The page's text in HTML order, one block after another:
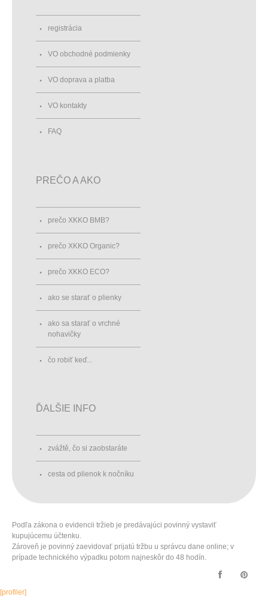
registrácia
VO obchodné podmienky
VO doprava a platba
VO kontakty
FAQ
PREČO A AKO
prečo XKKO BMB?
prečo XKKO Organic?
prečo XKKO ECO?
ako se starať o plienky
ako sa starať o vrchné
nohavičky
čo robiť keď...
ĎALŠIE INFO
zvážtě, čo si zaobstaráte
cesta od plienok k nočníku
Podľa zákona o evidencii tržieb je predávajúci povinný vystaviť
kupujúcemu účtenku.
Zároveň je povinný zaevidovať prijatú tržbu u správcu dane online; v
prípade technického výpadku potom najneskôr do 48 hodín.
[profiler]